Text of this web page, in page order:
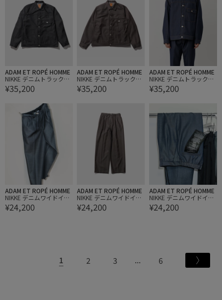
ADAM ET ROPÉ HOMME
NIKKE デニムトラックジ
ャケット / ADAM ET ROP
E' JEANS
¥35,200
ADAM ET ROPÉ HOMME
NIKKE デニムトラックジ
ャケット / ADAM ET ROP
E' JEANS
¥35,200
ADAM ET ROPÉ HOMME
NIKKE デニムトラックジ
ャケット / ADAM ET ROP
E' JEANS
¥35,200
ADAM ET ROPÉ HOMME
NIKKE デニムワイドイー
ジースラックス / ADAM E
T ROPE' JEANS
¥24,200
ADAM ET ROPÉ HOMME
NIKKE デニムワイドイー
ジースラックス / ADAM E
T ROPE' JEANS
¥24,200
ADAM ET ROPÉ HOMME
NIKKE デニムワイドイー
ジースラックス / ADAM E
T ROPE' JEANS
¥24,200
1 2 3 6